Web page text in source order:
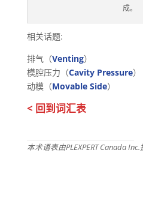
成。
相关话题:
排气（Venting）
模腔压力（Cavity Pressure）
动模（Movable Side）
< 回到词汇表
本术语表由PLEXPERT Canada Inc.